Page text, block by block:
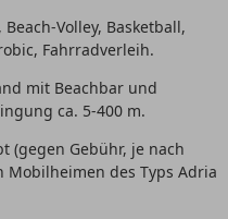
Volley, Basketball,
Fahrradverleih.
mit Beachbar und
ca. 5-400 m.
(gegen Gebühr, je nach
Mobilheimen des Typs Adria